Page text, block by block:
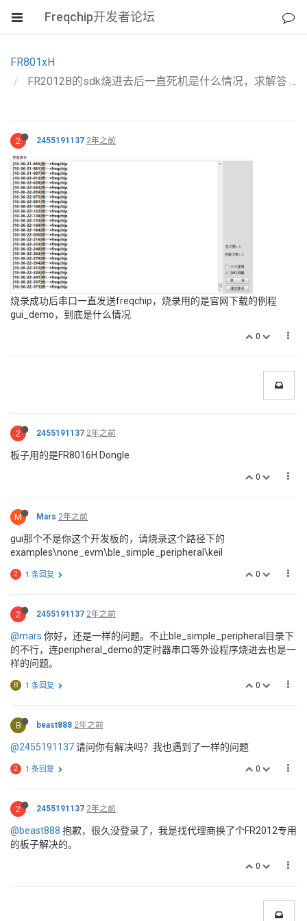
Freqchip开发者论坛
FR801xH
FR2012B的sdk烧进去后一直死机是什么情况，求解答
2 2455191137 2年之前
烧录成功后串口一直发送freqchip，烧录用的是官网下载的例程
gui_demo，到底是什么情况
0
2 2455191137 2年之前
板子用的是FR8016H Dongle
0
M Mars 2年之前
gui那个不是你这个开发板的，请烧录这个路径下的
examples\none_evm\ble_simple_peripheral\keil
0
2 1 条回复
2 2455191137 2年之前
@mars 你好，还是一样的问题。不止ble_simple_peripheral目录下
的不行，连peripheral_demo的定时器串口等外设程序烧进去也是一
样的问题。
0
B 1 条回复
B beast888 2年之前
@2455191137请问你有解决吗？我也遇到了一样的问题
0
2 1 条回复
2 2455191137 2年之前
@beast888 抱歉，很久没登录了，我是找代理商换了个FR2012专用
的板子解决的。
0